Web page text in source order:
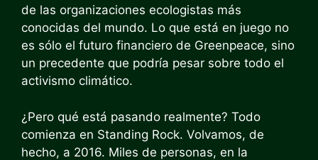
de las organizaciones ecologistas más
conocidas del mundo. Lo que está en juego no
es sólo el futuro financiero de Greenpeace, sino
un precedente que podría pesar sobre todo el
activismo climático.
¿Pero qué está pasando realmente? Todo
comienza en Standing Rock. Volvamos, de
hecho, a 2016. Miles de personas, en la